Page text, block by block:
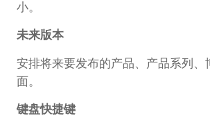
小。
未来版本
安排将来要发布的产品、产品系列、
面。
键盘快捷键